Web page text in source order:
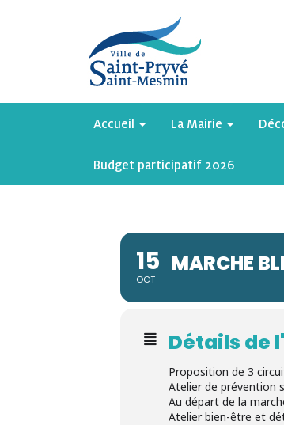
Accueil La Mairie
Budget participatif 2026
15
OCT
MARCHE
Détails de
Proposition de 3
Atelier de prévention
Au départ de la
Atelier bien-être et